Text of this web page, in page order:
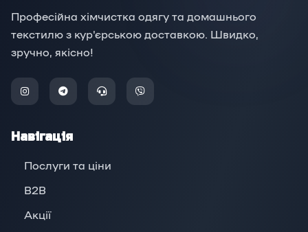
Професійна хімчистка одягу та домашнього
текстилю з кур'єрською доставкою. Швидко,
зручно, якісно!
Навігація
Послуги та ціни
B2B
Акції